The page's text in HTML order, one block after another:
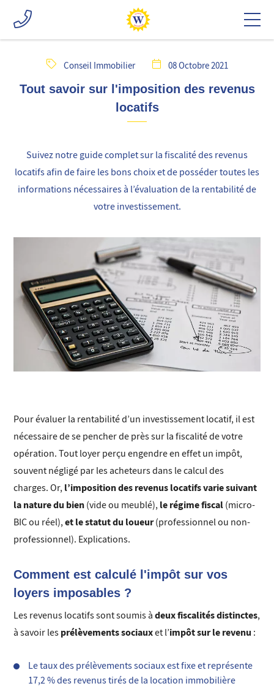
Conseil Immobilier 08 Octobre 2021
Tout savoir sur l'imposition des revenus
locatifs
Suivez notre guide complet sur la fiscalité des revenus
locatifs afin de faire les bons choix et de posséder toutes les
informations nécessaires à l’évaluation de la rentabilité de
votre investissement.
Pour évaluer la rentabilité d’un investissement locatif, il est
nécessaire de se pencher de près sur la fiscalité de votre
opération. Tout loyer perçu engendre en effet un impôt,
souvent négligé par les acheteurs dans le calcul des
charges. Or, l’imposition des revenus locatifs varie suivant
la nature du bien (vide ou meublé), le régime fiscal (micro-
BIC ou réel),et le statut du loueur(professionnel ou non-
professionnel). Explications.
Comment est calculé l'impôt sur vos
loyers imposables ?
Les revenus locatifs sont soumis àdeux fiscalités distinctes,
à savoir les prélèvements sociauxet l’impôt sur le revenu :
Le taux des prélèvements sociaux est fixe et représente
17,2 % des revenus tirés de la location immobilière